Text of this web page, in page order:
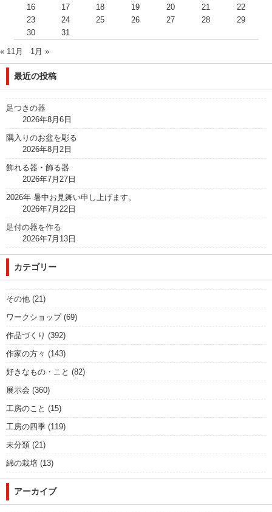
16
17 18 19 20 21
22
23
24 25 26 27 28
29
30
31
« 11月 1月 »
最近の投稿
足つきの器
2026年8月6日
隅入りのお盆を彫る
2026年8月2日
飾れる器・飾る器
2026年7月27日
2026年 暑中お見舞い申し上げます。
2026年7月22日
足付の器を作る
2026年7月13日
カテゴリー
その他 (21)
ワークショップ(69)
作品づくり (392)
作家の方々 (143)
好きなもの・こと (82)
展示会 (360)
工房のこと (15)
工房の四季 (119)
未分類 (21)
綿の栽培 (13)
アーカイブ